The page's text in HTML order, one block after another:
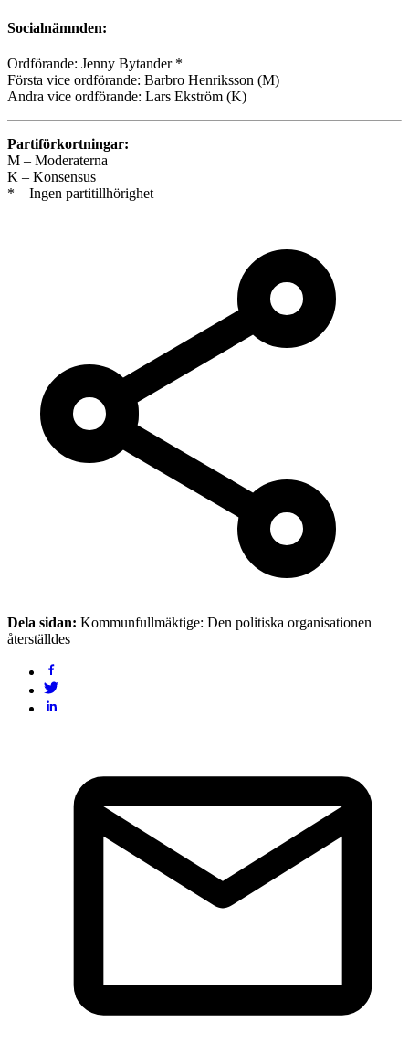
Socialnämnden:
Ordförande: Jenny Bytander *
Första vice ordförande: Barbro Henriksson (M)
Andra vice ordförande: Lars Ekström (K)
Partiförkortningar:
M – Moderaterna
K – Konsensus
* – Ingen partitillhörighet
Dela sidan: Kommunfullmäktige: Den politiska organisationen
återställdes